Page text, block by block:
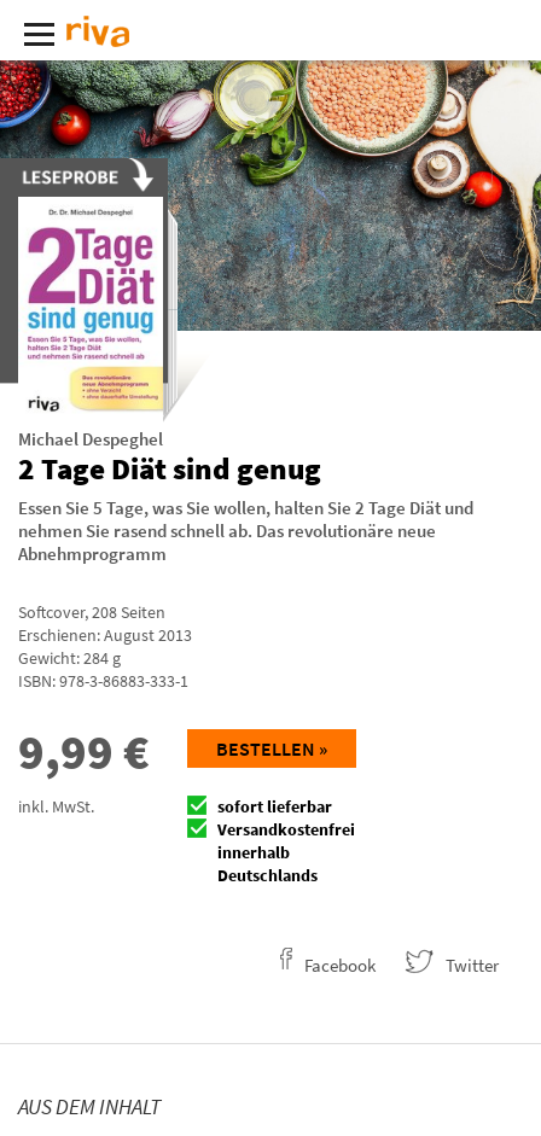
Michael Despeghel
2 Tage Diät sind genug
Essen Sie 5 Tage, was Sie wollen, halten Sie 2 Tage Diät und
nehmen Sie rasend schnell ab. Das revolutionäre neue
Abnehmprogramm
Softcover,208Seiten
Erschienen: August 2013
Gewicht: 284 g
ISBN:978-3-86883-333-1
9,99 €
inkl. MwSt.
BESTELLEN »
sofort lieferbar
Versandkostenfrei
innerhalb
Deutschlands
Facebook Twitter
AUS DEM INHALT